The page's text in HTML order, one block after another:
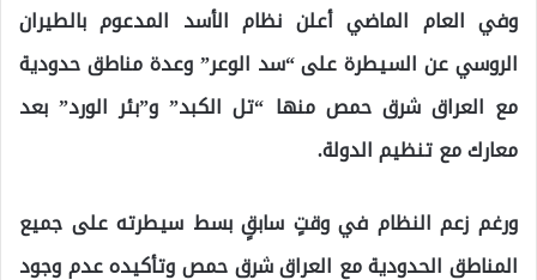
وفي العام الماضي أعلن نظام الأسد المدعوم بالطيران
الروسي عن السيطرة على “سد الوعر” وعدة مناطق حدودية
مع العراق شرق حمص منها “تل الكبد” و”بئر الورد” بعد
معارك مع تنظيم الدولة.
ورغم زعم النظام في وقتٍ سابقٍ بسط سيطرته على جميع
المناطق الحدودية مع العراق شرق حمص وتأكيده عدم وجود